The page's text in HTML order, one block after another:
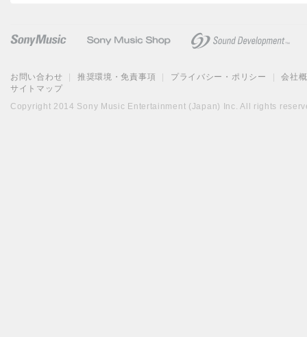
お問い合わせ 推奨環境・免責事項 プライバシー・ポリシー
会社
サイトマップ
Copyright 2014 Sony Music Entertainment (Japan) Inc. All rights